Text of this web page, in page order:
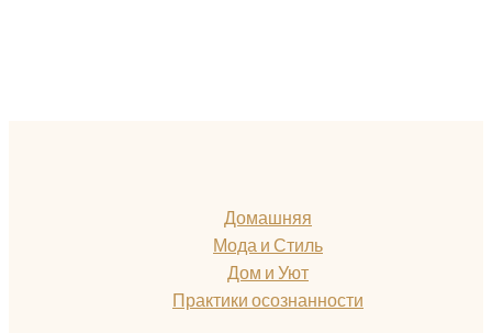
Домашняя
Мода и Стиль
Дом и Уют
Практики осознанности